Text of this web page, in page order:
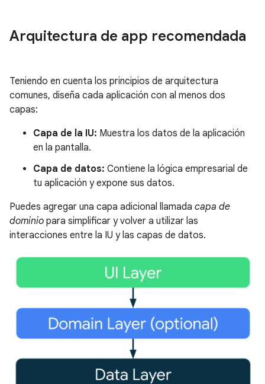
Arquitectura de app recomendada
Teniendo en cuenta los principios de arquitectura
comunes, diseña cada aplicación con al menos dos
capas:
Capa de la IU: Muestra los datos de la aplicación
en la pantalla.
Capa de datos: Contiene la lógica empresarial de
tu aplicación y expone sus datos.
Puedes agregar una capa adicional llamada capa de
dominio para simplificar y volver a utilizar las
interacciones entre la IU y las capas de datos.